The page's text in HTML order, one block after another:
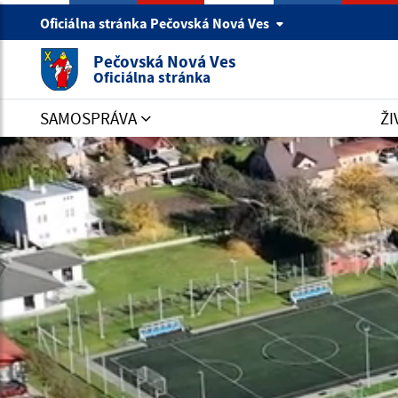
Oficiálna stránka Pečovská Nová Ves
Pečovská Nová Ves
Oficiálna stránka
SAMOSPRÁVA